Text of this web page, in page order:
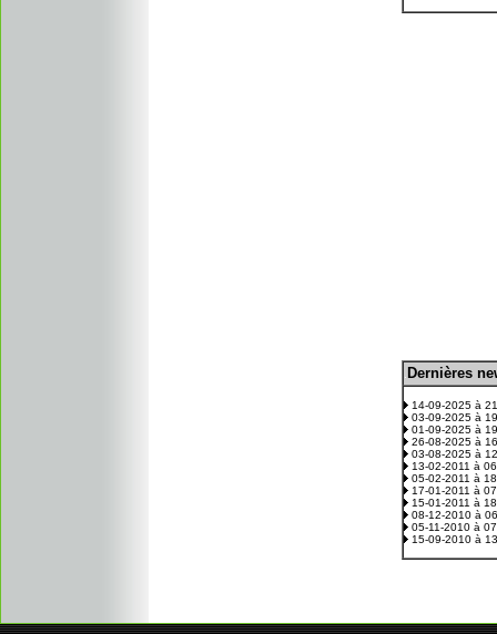
Dernières
14-09-2025 à
03-09-2025 à
01-09-2025 à
26-08-2025 à
03-08-2025 à
13-02-2011 à
05-02-2011 à
17-01-2011 à
15-01-2011 à
08-12-2010 à
05-11-2010 à
15-09-2010 à